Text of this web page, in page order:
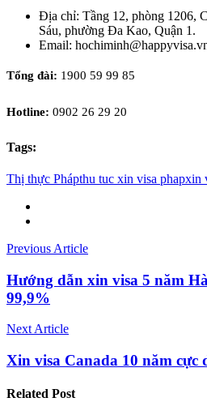
Địa chỉ: Tầng 12, phòng 1206,
Sáu, phường Đa Kao, Quận 1.
Email:
Tổng đài: 1900 59 99 85
Hotline: 0902 26 29 20
Tags:
Thị thực Phápthu tuc xin visa phapxin
Previous Article
Hướng dẫn xin visa 5 năm
99,9%
Next Article
Xin visa Canada 10 năm cực
Related Post